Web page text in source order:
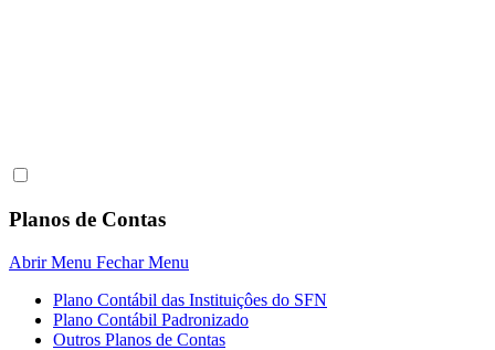
Planos de Contas
Abrir Menu Fechar Menu
Plano Contábil das Instituiçôes do SFN
Plano Contábil Padronizado
Outros Planos de Contas